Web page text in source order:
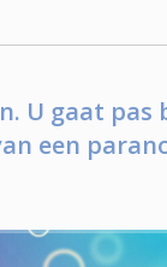
U gaat pas
een